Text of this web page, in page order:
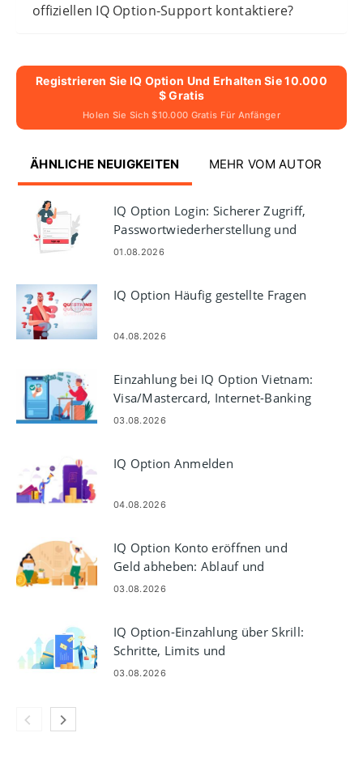
offiziellen IQ Option-Support kontaktiere?
Registrieren Sie IQ Option Und Erhalten Sie 10.000
$ Gratis
Holen Sie Sich $10.000 Gratis Für Anfänger
ÄHNLICHE NEUIGKEITEN MEHR VOM AUTOR
IQ Option Login: Sicherer Zugriff,
Passwortwiederherstellung und
Fehlerbehebung
01.08.2026
IQ Option Häufig gestellte Fragen
04.08.2026
Einzahlung bei IQ Option Vietnam:
Visa/Mastercard, Internet-Banking
und E-Wallets
03.08.2026
IQ Option Anmelden
04.08.2026
IQ Option Konto eröffnen und
Geld abheben: Ablauf und
Anforderungen
03.08.2026
IQ Option-Einzahlung über Skrill:
Schritte, Limits und
Bearbeitungszeiten
03.08.2026